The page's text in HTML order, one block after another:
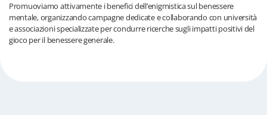
Promuoviamo attivamente i benefici dell’enigmistica sul benessere
mentale, organizzando campagne dedicate e collaborando con università
e associazioni specializzate per condurre ricerche sugli impatti positivi del
gioco per il benessere generale.